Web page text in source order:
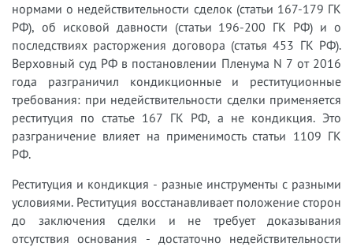
нормами о недействительности сделок (статьи 167-179 ГК
РФ), об исковой давности (статьи 196-200 ГК РФ) и о
последствиях расторжения договора (статья 453 ГК РФ).
Верховный суд РФ в постановлении Пленума N 7 от 2016
года разграничил кондикционные и реституционные
требования: при недействительности сделки применяется
реституция по статье 167 ГК РФ, а не кондикция. Это
разграничение влияет на применимость статьи 1109 ГК
РФ.
Реституция и кондикция - разные инструменты с разными
условиями. Реституция восстанавливает положение сторон
до заключения сделки и не требует доказывания
отсутствия основания - достаточно недействительности